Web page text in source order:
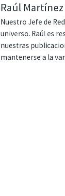
Raúl Martínez
Nuestro Jefe de
universo. Raúl es
nuestras
mantenerse a la